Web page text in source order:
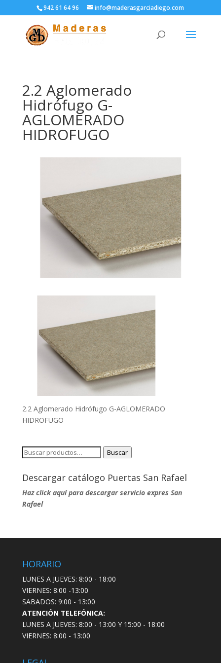
942 61 64 96 info@maderasgarciadiego.com
2.2 Aglomerado
Hidrófugo G-
AGLOMERADO
HIDROFUGO
2.2 Aglomerado Hidrófugo G-AGLOMERADO
HIDROFUGO
Buscar
Buscar
Descargar catálogo Puertas San Rafael
Haz click aquí para descargar servicio expres San
Rafael
HORARIO
LUNES A JUEVES: 8:00 - 18:00
VIERNES: 8:00 -13:00
SABADOS: 9:00 - 13:00
ATENCIÓN TELEFÓNICA:
LUNES A JUEVES: 8:00 - 13:00 Y 15:00 - 18:00
VIERNES: 8:00 - 13:00